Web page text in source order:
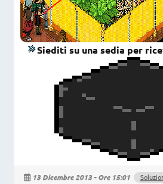
Siediti su una sedia per
13 Dicembre 2013 - Ore 15:01